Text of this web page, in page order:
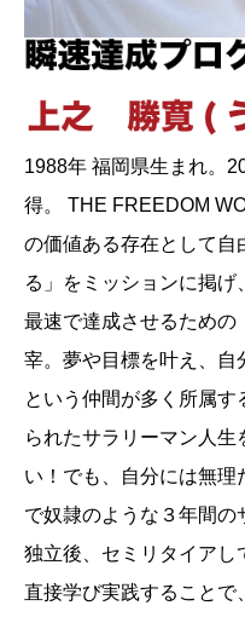
1988年 福岡県生まれ。
得。 THE FREEDOM
の価値ある存在として自
る」をミッションに掲
最速で達成させるための
宰。夢や目標を叶え、自
という仲間が多く所属
られたサラリーマン人生
い！でも、自分には無理
で奴隷のような３年間の
独立後、セミリタイアし
直接学び実践することで